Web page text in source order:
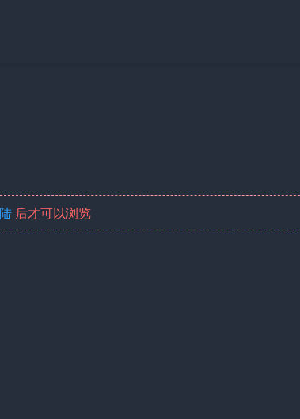
后才可以浏览